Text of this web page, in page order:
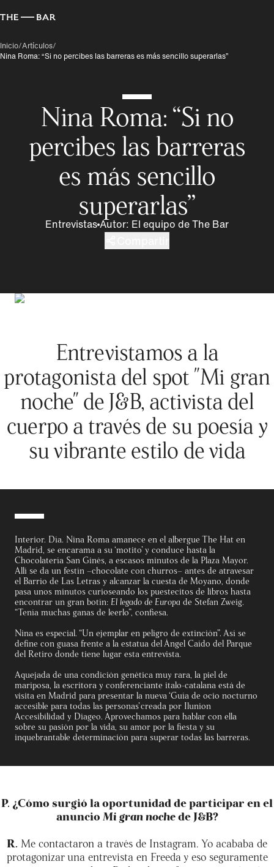
Inicio/Artículos/
Nina Roma: “Si no percibes las barreras es más sencillo superarlas”
Nina Roma: “Si no
percibes las barreras
es más sencillo
superarlas”
EntrevistasAutor: El equipo de The Bar
Entrevistamos a la
protagonista del spot "Mi gran
noche" de J&B, activista del
cuerpo a través de su poesía y
su vibrante estilo de vida
Interior. Día. Nina Roma amanece en el albergue The Hat en
Madrid, se encarama a su ‘motito’ y conduce hasta la
Chocolatería San Ginés, a escasos minutos de la Plaza Mayor.
Allí se da un festín –chocolate con churros– antes de atravesar
el Barrio de Las Letras y alcanzar la cuesta de Moyano, donde
pasa unos minutos curioseando los puestecitos de libros hasta
encontrar un gran botín: El legado de Europa de Stefan Zweig.
“Tenía muchas ganas de leerlo”, confiesa.
Nina es especial. “Un ejemplar en peligro de extinción”. Así se
define con guasa frente a la estatua del Ángel Caído del Parque
del Retiro donde tiene lugar esta entrevista.
Aquejada de una condición genética muy rara, la piel de
mariposa, la escritora y conferenciante italo-catalana está de
visita en Madrid para presentar la nueva ‘Guía de ocio nocturno
accesible para todas las personas’ creada por Ilunion
Accesibilidad y Diageo. Aprovechamos para hablar con ella
sobre su pasión por la vida, su amor por la fiesta y su
inquebrantable determinación para superar todas las barreras.
P. ¿Cómo surgió la oportunidad de participar en el
anuncio Mi gran nochede J&B?
R. Me contactaron a través de Instagram. Yo acababa de
protagonizar una entrevista en Freeda y eso seguramente